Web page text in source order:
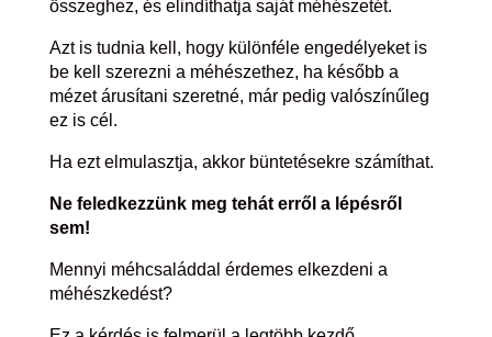
összeghez, és elindíthatja saját méhészetét.
Azt is tudnia kell, hogy különféle engedélyeket is
be kell szerezni a méhészethez, ha később a
mézet árusítani szeretné, már pedig valószínűleg
ez is cél.
Ha ezt elmulasztja, akkor büntetésekre számíthat.
Ne feledkezzünk meg tehát erről a lépésről
sem!
Mennyi méhcsaláddal érdemes elkezdeni a
méhészkedést?